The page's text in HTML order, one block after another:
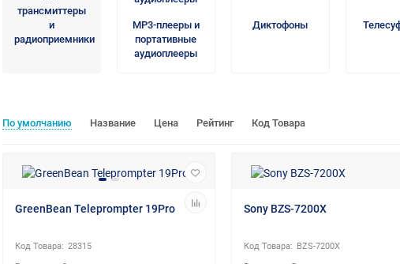
трансмиттеры
и
радиоприемники
MP3-плееры и
портативные
аудиоплееры
Диктофоны
По умолчанию Название Цена Рейтинг Код Товара
GreenBean Teleprompter 19Pro
28315
Sony BZS-7200X
BZS-7200X